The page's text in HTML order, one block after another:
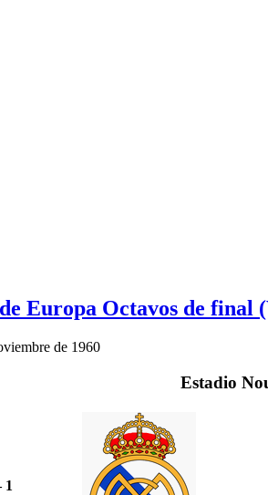
Europa Octavos de final
de 1960
Estadio
1